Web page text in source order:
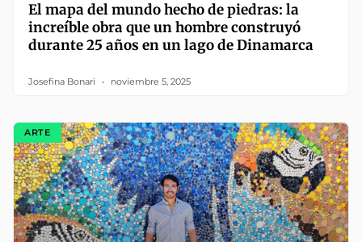
El mapa del mundo hecho de piedras: la
increíble obra que un hombre construyó
durante 25 años en un lago de Dinamarca
Josefina Bonari noviembre 5, 2025
ARTE